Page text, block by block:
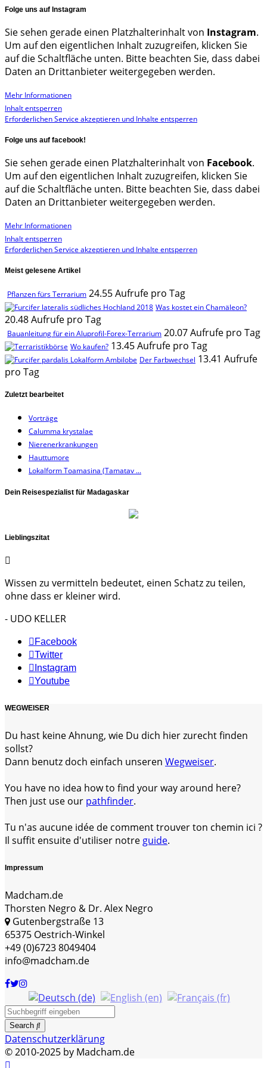
Folge uns auf Instagram
Sie sehen gerade einen Platzhalterinhalt von Instagram.
Um auf den eigentlichen Inhalt zuzugreifen, klicken Sie
auf die Schaltfläche unten. Bitte beachten Sie, dass dabei
Daten an Drittanbieter weitergegeben werden.
Mehr Informationen
Inhalt entsperren
Erforderlichen Service akzeptieren und Inhalte entsperren
Folge uns auf facebook!
Sie sehen gerade einen Platzhalterinhalt von Facebook.
Um auf den eigentlichen Inhalt zuzugreifen, klicken Sie
auf die Schaltfläche unten. Bitte beachten Sie, dass dabei
Daten an Drittanbieter weitergegeben werden.
Mehr Informationen
Inhalt entsperren
Erforderlichen Service akzeptieren und Inhalte entsperren
Meist gelesene Artikel
Pflanzen fürs Terrarium 24.55 Aufrufe pro Tag
Was kostet ein Chamäleon?
20.48 Aufrufe pro Tag
Bauanleitung für ein Aluprofil-Forex-Terrarium 20.07 Aufrufe pro Tag
Wo kaufen? 13.45 Aufrufe pro Tag
Der Farbwechsel 13.41 Aufrufe
pro Tag
Zuletzt bearbeitet
Vorträge
Calumma krystalae
Nierenerkrankungen
Hauttumore
Lokalform Toamasina (Tamatav ...
Dein Reisespezialist für Madagaskar
Lieblingszitat
Wissen zu vermitteln bedeutet, einen Schatz zu teilen,
ohne dass er kleiner wird.
- UDO KELLER
Facebook
Twitter
Instagram
Youtube
WEGWEISER
Du hast keine Ahnung, wie Du dich hier zurecht finden
sollst?
Dann benutz doch einfach unseren Wegweiser.
You have no idea how to find your way around here?
Then just use our pathfinder.
Tu n'as aucune idée de comment trouver ton chemin ici ?
Il suffit ensuite d'utiliser notre guide.
Impressum
Madcham.de
Thorsten Negro & Dr. Alex Negro
Gutenbergstraße 13
65375 Oestrich-Winkel
+49 (0)6723 8049404
info@madcham.de
Search
Datenschutzerklärung
© 2010-2025 by Madcham.de